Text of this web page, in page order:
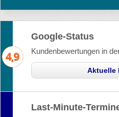
Google-Status
Kundenbewertungen in
Aktuelle
Last-Minute-